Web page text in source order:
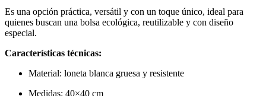
Es una opción práctica, versátil y con un toque único, ideal para
quienes buscan una bolsa ecológica, reutilizable y con diseño
especial.
Características técnicas:
Material: loneta blanca gruesa y resistente
Medidas: 40×40 cm